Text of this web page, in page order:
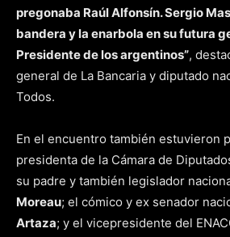
pregonaba Raúl Alfonsín. Sergio
bandera y la enarbola en su futura
Presidente de los argentinos”,
general de La Bancaria y diputado
Todos.
En el encuentro también estuvieron
presidenta de la Cámara de
su padre y también legislador
Moreau; el cómico y ex senador
Artaza; y el vicepresidente del